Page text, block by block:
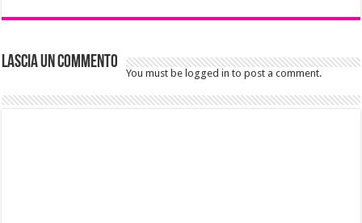
Lascia un commento
You must be logged in to post a comment.